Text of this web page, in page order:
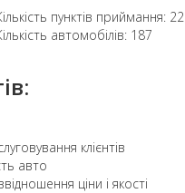
пунктів приймання: 22
автомобілів: 187
клієнтів
авто
ціни і якості